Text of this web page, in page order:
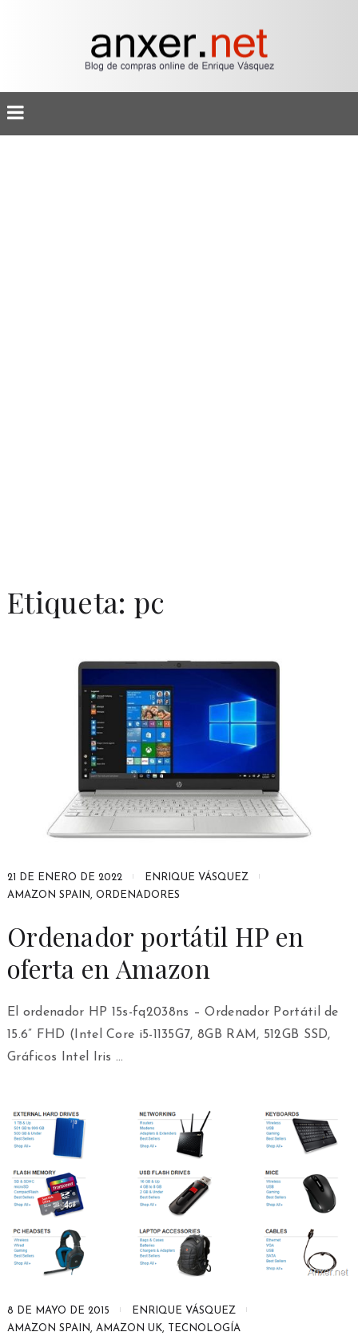
Etiqueta: pc
21 DE ENERO DE 2022
ENRIQUE VÁSQUEZ
AMAZON SPAIN, ORDENADORES
Ordenador portátil HP en
oferta en Amazon
El ordenador HP 15s-fq2038ns – Ordenador Portátil de
15.6” FHD (Intel Core i5-1135G7, 8GB RAM, 512GB SSD,
Gráficos Intel Iris …
8 DE MAYO DE 2015
ENRIQUE VÁSQUEZ
AMAZON SPAIN, AMAZON UK, TECNOLOGÍA